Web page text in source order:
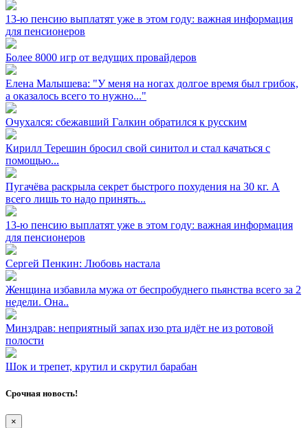
13-ю пенсию выплатят уже в этом году: важная информация
для пенсионеров
Более 8000 игр от ведущих провайдеров
Елена Малышева: "У меня на ногах долгое время был грибок,
а оказалось всего то нужно..."
Очухался: сбежавший Галкин обратился к русским
Кирилл Терешин бросил свой синитол и стал качаться с
помощью...
Пугачёва раскрыла секрет быстрого похудения на 30 кг. А
всего лишь то надо принять...
13-ю пенсию выплатят уже в этом году: важная информация
для пенсионеров
Сергей Пенкин: Любовь настала
Женщина избавила мужа от беспробуднего пьянства всего за 2
недели. Она..
Минздрав: неприятный запах изо рта идёт не из ротовой
полости
Шок и трепет, крутил и скрутил барабан
Срочная новость!
×